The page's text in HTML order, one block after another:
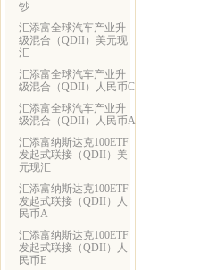
钞
汇添富全球汽车产业升
级混合（QDII）美元现
汇
汇添富全球汽车产业升
级混合（QDII）人民币C
汇添富全球汽车产业升
级混合（QDII）人民币A
汇添富纳斯达克100ETF
发起式联接（QDII）美
元现汇
汇添富纳斯达克100ETF
发起式联接（QDII）人
民币A
汇添富纳斯达克100ETF
发起式联接（QDII）人
民币E